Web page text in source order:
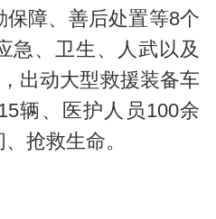
障、善后处置等8个
急、卫生、人武以及
出动大型救援装备车
辆、医护人员100余
抢救生命。